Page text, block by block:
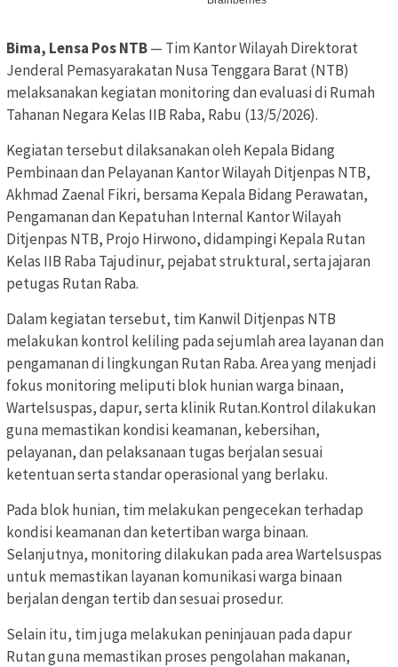
Bima, Lensa Pos NTB— Tim Kantor Wilayah Direktorat
Jenderal Pemasyarakatan Nusa Tenggara Barat (NTB)
melaksanakan kegiatan monitoring dan evaluasi di Rumah
Tahanan Negara Kelas IIB Raba, Rabu (13/5/2026).
Kegiatan tersebut dilaksanakan oleh Kepala Bidang
Pembinaan dan Pelayanan Kantor Wilayah Ditjenpas NTB,
Akhmad Zaenal Fikri, bersama Kepala Bidang Perawatan,
Pengamanan dan Kepatuhan Internal Kantor Wilayah
Ditjenpas NTB, Projo Hirwono, didampingi Kepala Rutan
Kelas IIB Raba Tajudinur, pejabat struktural, serta jajaran
petugas Rutan Raba.
Dalam kegiatan tersebut, tim Kanwil Ditjenpas NTB
melakukan kontrol keliling pada sejumlah area layanan dan
pengamanan di lingkungan Rutan Raba. Area yang menjadi
fokus monitoring meliputi blok hunian warga binaan,
Wartelsuspas, dapur, serta klinik Rutan.Kontrol dilakukan
guna memastikan kondisi keamanan, kebersihan,
pelayanan, dan pelaksanaan tugas berjalan sesuai
ketentuan serta standar operasional yang berlaku.
Pada blok hunian, tim melakukan pengecekan terhadap
kondisi keamanan dan ketertiban warga binaan.
Selanjutnya, monitoring dilakukan pada area Wartelsuspas
untuk memastikan layanan komunikasi warga binaan
berjalan dengan tertib dan sesuai prosedur.
Selain itu, tim juga melakukan peninjauan pada dapur
Rutan guna memastikan proses pengolahan makanan,